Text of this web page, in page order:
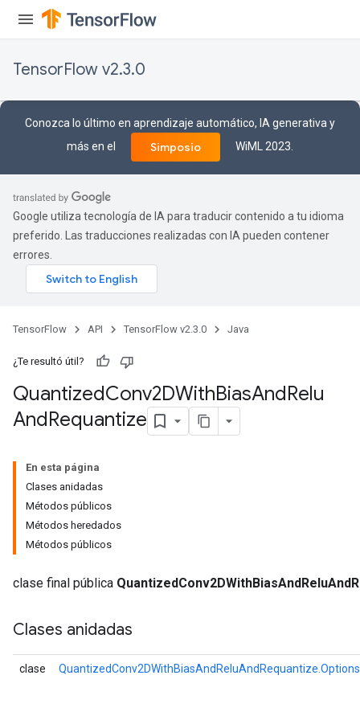
TensorFlow v2.3.0
Conozca lo último en aprendizaje automático, IA generativa y
más en el
Simposio WiML 2023.
Google utiliza tecnología de IA para traducir contenido a tu idioma
preferido. Las traducciones realizadas con IA pueden contener
errores.
TensorFlow API TensorFlow v2.3.0 Java
¿Te resultó útil?
QuantizedConv2DWithBiasAndRelu
AndRequantize
En esta página
Clases anidadas
Métodos públicos
Métodos heredados
Métodos públicos
clase final pública
Clases anidadas
clase QuantizedConv2DWithBiasAndReluAndRequantize.Options